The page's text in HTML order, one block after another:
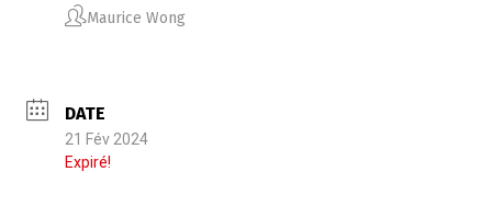
Maurice Wong
DATE
21 Fév 2024
Expiré!